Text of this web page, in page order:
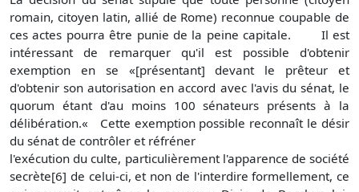
romain, citoyen latin, allié de Rome) reconnue coupable de
ces actes pourra être punie de la peine capitale. Il est
intéressant de remarquer qu'il est possible d'obtenir
exemption en se «[présentant] devant le prêteur et
d'obtenir son autorisation en accord avec l'avis du sénat, le
quorum étant d'au moins 100 sénateurs présents à la
délibération.« Cette exemption possible reconnaît le désir
du sénat de contrôler et réfréner
l'exécution du culte, particulièrement l'apparence de société
secrète[6] de celui-ci, et non de l'interdire formellement, ce